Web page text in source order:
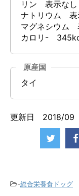
リン 表示なし
ナトリウム 表
マグネシウム
カロリ-
原産国
タイ
更新日 2018/09
-総合栄養食ドッグ